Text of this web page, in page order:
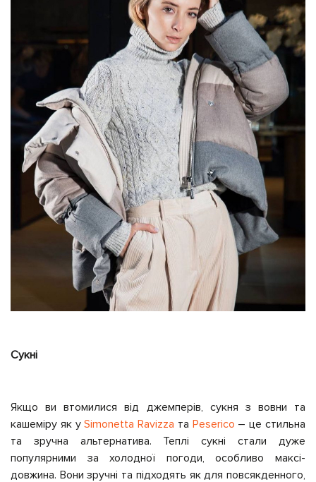
Сукні
Якщо ви втомилися від джемперів, сукня з вовни та
кашеміру як уSimonetta Ravizza та Peserico – це стильна
та зручна альтернатива. Теплі сукні стали дуже
популярними за холодної погоди, особливо максі-
довжина. Вони зручні та підходять як для повсякденного,